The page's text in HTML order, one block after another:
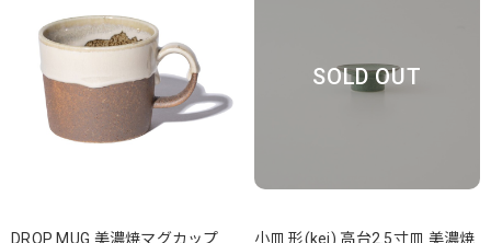
DROP MUG 美濃焼マグカップ
SOLD OUT
小皿 形(kei) 高台2.5寸皿 美濃焼